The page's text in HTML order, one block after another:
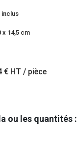
inclus
x 14,5 cm
€ HT / pièce
ou les quantités :